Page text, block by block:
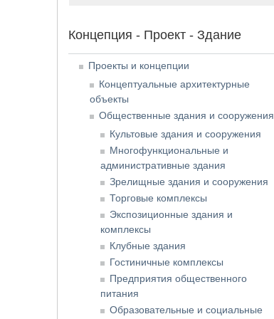
Концепция - Проект - Здание
Проекты и концепции
Концептуальные архитектурные
объекты
Общественные здания и сооружения
Культовые здания и сооружения
Многофункциональные и
административные здания
Зрелищные здания и сооружения
Торговые комплексы
Экспозиционные здания и
комплексы
Клубные здания
Гостиничные комплексы
Предприятия общественного
питания
Образовательные и социальные